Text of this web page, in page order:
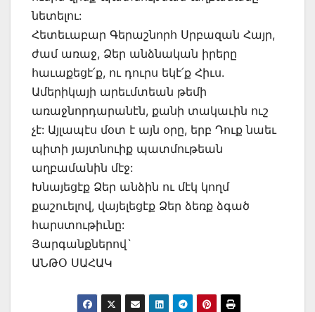
նետելու:
Հետեւաբար Գերաշնորհ Սրբազան Հայր,
ժամ առաջ, Ձեր անձնական իրերը
հաւաքեցէ՛ք, ու դուրս եկէ՛ք Հիւս.
Ամերիկայի արեւմտեան թեմի
առաջնորդարանէն, քանի տակաւին ուշ
չէ: Այլապէս մօտ է այն օրը, երբ Դուք նաեւ
պիտի յայտնուիք պատմութեան
աղբամանին մէջ:
Խնայեցէք Ձեր անձին ու մէկ կողմ
քաշուելով, վայելեցէք Ձեր ձեռք ձգած
հարստութիւնը:
Յարգանքներով`
ԱՆԹՕ ՍԱՀԱԿ